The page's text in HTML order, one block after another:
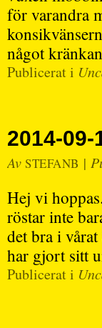
för varandra
något
Publicerat i
2014-09-
Av STEFANB |
Hej vi
röstar inte
det bra i
har gjort sitt
Publicerat i